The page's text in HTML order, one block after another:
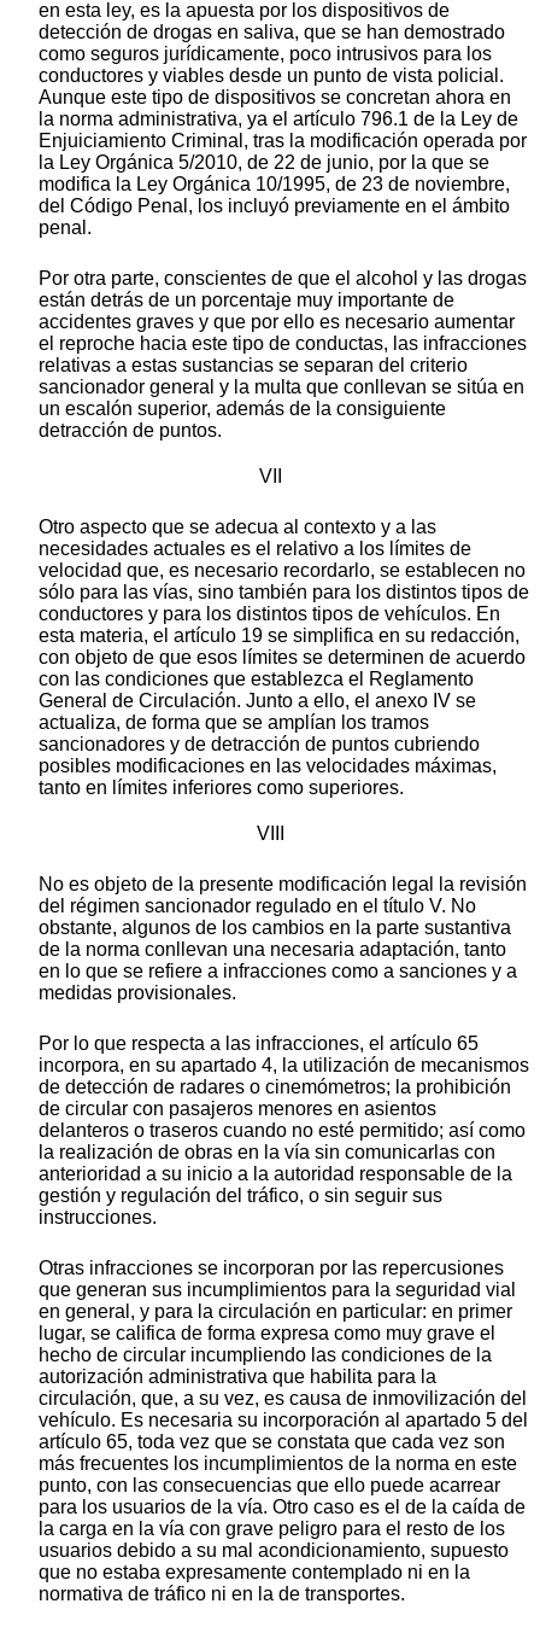
en esta ley, es la apuesta por los dispositivos de
detección de drogas en saliva, que se han demostrado
como seguros jurídicamente, poco intrusivos para los
conductores y viables desde un punto de vista policial.
Aunque este tipo de dispositivos se concretan ahora en
la norma administrativa, ya el artículo 796.1 de la Ley de
Enjuiciamiento Criminal, tras la modificación operada por
la Ley Orgánica 5/2010, de 22 de junio, por la que se
modifica la Ley Orgánica 10/1995, de 23 de noviembre,
del Código Penal, los incluyó previamente en el ámbito
penal.
Por otra parte, conscientes de que el alcohol y las drogas
están detrás de un porcentaje muy importante de
accidentes graves y que por ello es necesario aumentar
el reproche hacia este tipo de conductas, las infracciones
relativas a estas sustancias se separan del criterio
sancionador general y la multa que conllevan se sitúa en
un escalón superior, además de la consiguiente
detracción de puntos.
VII
Otro aspecto que se adecua al contexto y a las
necesidades actuales es el relativo a los límites de
velocidad que, es necesario recordarlo, se establecen no
sólo para las vías, sino también para los distintos tipos de
conductores y para los distintos tipos de vehículos. En
esta materia, el artículo 19 se simplifica en su redacción,
con objeto de que esos límites se determinen de acuerdo
con las condiciones que establezca el Reglamento
General de Circulación. Junto a ello, el anexo IV se
actualiza, de forma que se amplían los tramos
sancionadores y de detracción de puntos cubriendo
posibles modificaciones en las velocidades máximas,
tanto en límites inferiores como superiores.
VIII
No es objeto de la presente modificación legal la revisión
del régimen sancionador regulado en el título V. No
obstante, algunos de los cambios en la parte sustantiva
de la norma conllevan una necesaria adaptación, tanto
en lo que se refiere a infracciones como a sanciones y a
medidas provisionales.
Por lo que respecta a las infracciones, el artículo 65
incorpora, en su apartado 4, la utilización de mecanismos
de detección de radares o cinemómetros; la prohibición
de circular con pasajeros menores en asientos
delanteros o traseros cuando no esté permitido; así como
la realización de obras en la vía sin comunicarlas con
anterioridad a su inicio a la autoridad responsable de la
gestión y regulación del tráfico, o sin seguir sus
instrucciones.
Otras infracciones se incorporan por las repercusiones
que generan sus incumplimientos para la seguridad vial
en general, y para la circulación en particular: en primer
lugar, se califica de forma expresa como muy grave el
hecho de circular incumpliendo las condiciones de la
autorización administrativa que habilita para la
circulación, que, a su vez, es causa de inmovilización del
vehículo. Es necesaria su incorporación al apartado 5 del
artículo 65, toda vez que se constata que cada vez son
más frecuentes los incumplimientos de la norma en este
punto, con las consecuencias que ello puede acarrear
para los usuarios de la vía. Otro caso es el de la caída de
la carga en la vía con grave peligro para el resto de los
usuarios debido a su mal acondicionamiento, supuesto
que no estaba expresamente contemplado ni en la
normativa de tráfico ni en la de transportes.